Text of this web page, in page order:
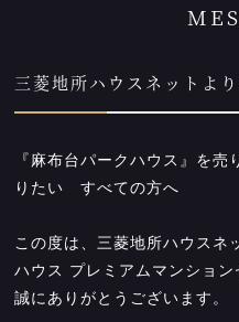
三菱地所ハウスネットよ
『麻布台パークハウス』を
りたい すべての方へ
この度は、三菱地所ハウスネ
ハウス プレミアムマンショ
誠にありがとうございます。